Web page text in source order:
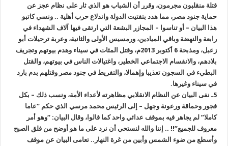
قتلة منقلبون مجرمون، وقرر أن الشباب هو الذي ثار على نظام عجز عن
حماية جنود مصر، مما هدد بتفتيت الدولة واندلاع حرب أهلية .. ونسي كاتبو
هذا البيان – أو تناسوا – المجازر البشعة التي ارتقى فيها آلاف الشهداء في
رابعة والنهضة وباقي الميادين، ورمسيس الأولى والثانية، وعربة ترحيلات أبو
زعبل، ومذبحة 6 أكتوبر 2013م، وقتل المئات في سيناء وهدم بيوتهم وتجريف
بلادهم، والانقسام الاجتماعي الخطير، واغتيالات الناس في بيوتهم، والقتل
البطيء في السجون تعذيبا وإهمالا، والتفريط في جنود مصر وقتلهم بدم بارد
في سيناء وغيرها.
5ـ نفى البيان عن النظام الانقلابي مظاهرته لأعداء الأمة، ونسب ذلك – بكل
فجور وحماقة ورعونة وجهل – إلى الرئيس محمد مرسي الذي حكم “عاما
كاملا” لم يجاهر فيه بموقف عدائي واحد كما قالوا، وقال البيان: “وهو أمر
معروف للجميع”!! .. إننا والله لنستحي أن نرد على ما هو أوضح من فلق الصبح
وأسطع من ضوء الشمس وأبين من غرة النهار.. تعامى البيان عن موقف